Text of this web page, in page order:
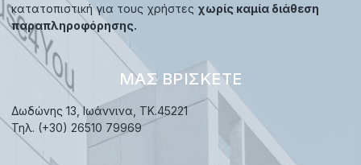
κατατοπιστική για τους χρήστες χωρίς καμία διάθεση
παραπληροφόρησης.
ΜΑΣ ΒΡΊΣΚΕΤΕ
Δωδώνης 13, Ιωάννινα, TK.45221
Τηλ. (+30) 26510 79969